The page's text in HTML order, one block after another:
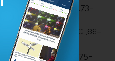
Ringan (21–28 °C ,73–
Ringan (22–25 °C ,88–
Ringan (21–27 °C ,75–